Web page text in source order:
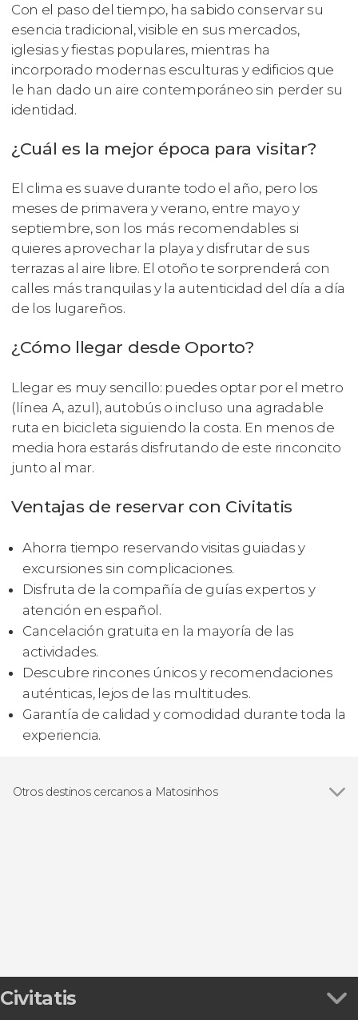
Con el paso del tiempo, ha sabido conservar su
esencia tradicional, visible en sus mercados,
iglesias y fiestas populares, mientras ha
incorporado modernas esculturas y edificios que
le han dado un aire contemporáneo sin perder su
identidad.
¿Cuál es la mejor época para visitar?
El clima es suave durante todo el año, pero los
meses de primavera y verano, entre mayo y
septiembre, son los más recomendables si
quieres aprovechar la playa y disfrutar de sus
terrazas al aire libre. El otoño te sorprenderá con
calles más tranquilas y la autenticidad del día a día
de los lugareños.
¿Cómo llegar desde Oporto?
Llegar es muy sencillo: puedes optar por el metro
(línea A, azul), autobús o incluso una agradable
ruta en bicicleta siguiendo la costa. En menos de
media hora estarás disfrutando de este rinconcito
junto al mar.
Ventajas de reservar con Civitatis
Ahorra tiempo reservando visitas guiadas y
excursiones sin complicaciones.
Disfruta de la compañía de guías expertos y
atención en español.
Cancelación gratuita en la mayoría de las
actividades.
Descubre rincones únicos y recomendaciones
auténticas, lejos de las multitudes.
Garantía de calidad y comodidad durante toda la
experiencia.
Otros destinos cercanos a Matosinhos
Civitatis